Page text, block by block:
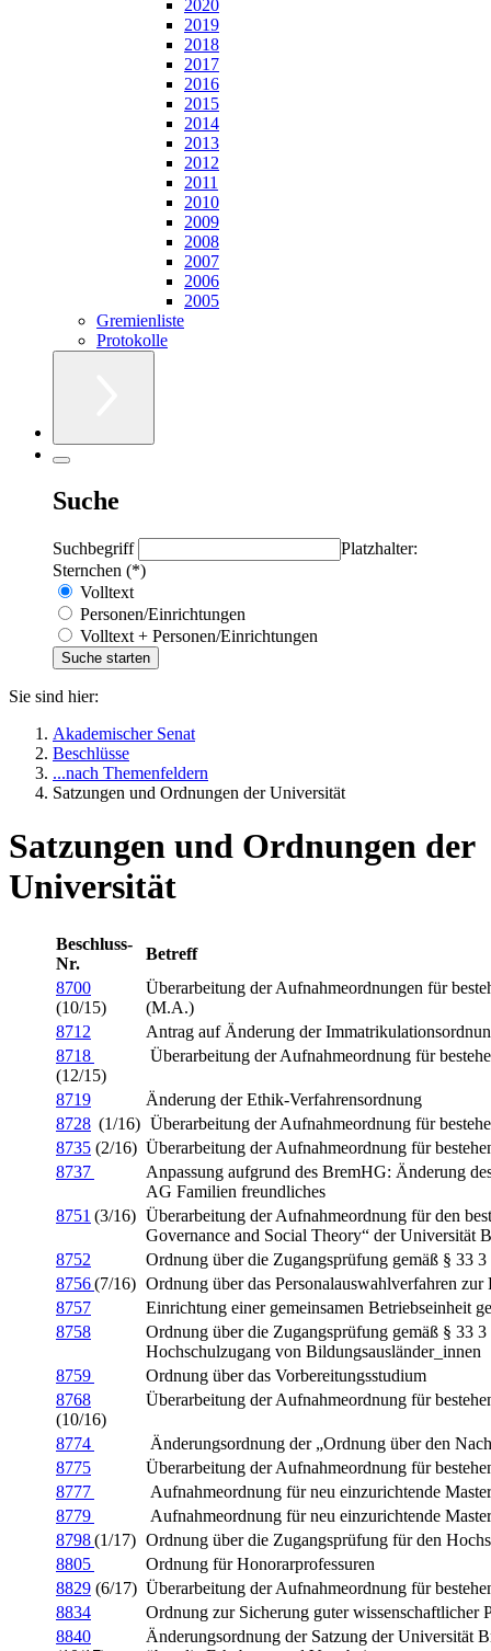
2020
2019
2018
2017
2016
2015
2014
2013
2012
2011
2010
2009
2008
2007
2006
2005
Gremienliste
Protokolle
Suche
Suchbegriff
Platzhalter:
Sternchen (*)
Volltext
Personen/Einrichtungen
Volltext + Personen/Einrichtungen
Sie sind hier:
Akademischer Senat
Beschlüsse
...nach Themenfeldern
Satzungen und Ordnungen der Universität
Satzungen und Ordnungen der
Universität
Beschluss-
Nr.
Betreff
8700
(10/15)
Überarbeitung der Aufnahmeordnungen für
(M.A.)
8712
Antrag auf Änderung der
8718
(12/15)
Überarbeitung der Aufnahmeordnung für
8719
Änderung der Ethik-Verfahrensordnung
8728 (1/16) Überarbeitung der Aufnahmeordnung für
8735 (2/16) Überarbeitung der Aufnahmeordnung für
8737
Anpassung aufgrund des BremHG: Änderung
AG Familien freundliches
8751 (3/16) Überarbeitung der Aufnahmeordnung für den
Governance and Social Theory“ der Universität
8752
Ordnung über die Zugangsprüfung gemäß § 33
8756(7/16) Ordnung über das Personalauswahlverfahren
8757
Einrichtung einer gemeinsamen Betriebseinheit
8758
Ordnung über die Zugangsprüfung gemäß § 33
Hochschulzugang von Bildungsausländer_innen
8759
Ordnung über das Vorbereitungsstudium
8768
(10/16)
Überarbeitung der Aufnahmeordnung für
8774
Änderungsordnung der „Ordnung über den
8775
Überarbeitung der Aufnahmeordnung für
8777
Aufnahmeordnung für neu einzurichtende
8779
Aufnahmeordnung für neu einzurichtende
8798(1/17) Ordnung über die Zugangsprüfung für den
8805
Ordnung für Honorarprofessuren
8829 (6/17) Überarbeitung der Aufnahmeordnung für
8834
Ordnung zur Sicherung guter wissenschaftlicher
8840
Änderungsordnung der Satzung der Universität